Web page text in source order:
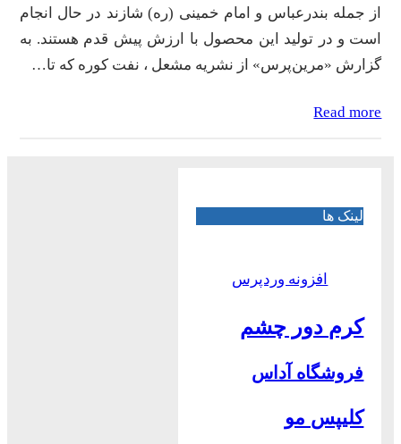
از جمله بندرعباس و امام خمینی (ره) شازند در حال انجام
است و در تولید این محصول با ارزش پیش قدم هستند. به
گزارش «مرین‌پرس» از نشریه مشعل ، نفت کوره که تا…
Read more
لینک ها
افزونه وردپرس
کرم دور چشم
فروشگاه آداس
کلیپس مو